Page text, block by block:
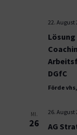
22. August
DGfC
Förde
MI.
26
26. August
AG